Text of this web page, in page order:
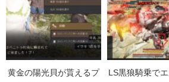
黄金の陽光貝が貰えるプ
LS黒狼騎乗で